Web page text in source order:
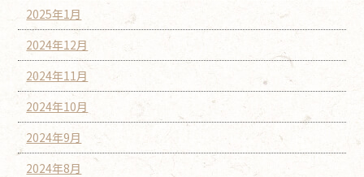
2025年1月
2024年12月
2024年11月
2024年10月
2024年9月
2024年8月